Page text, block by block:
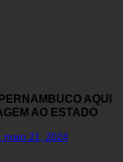
AQUI
AO ESTADO
maio 21, 2024